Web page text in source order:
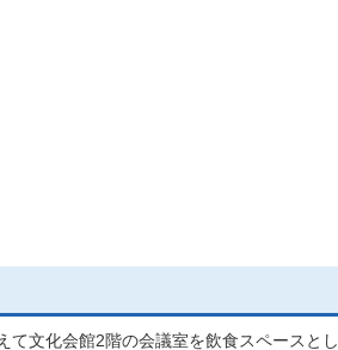
て文化会館2階の会議室を飲食スペースとし